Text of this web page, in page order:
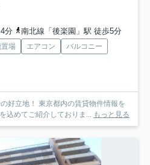
分
南北線「後楽園」駅 徒歩5分
場 エアコン
バルコニー
賃貸物件情報を
込めてご紹介しておりま... もっと見る